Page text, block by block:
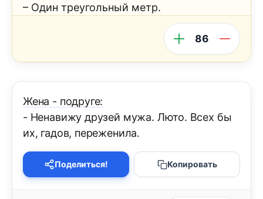
– Один треугольный метр.
86
Жена - подруге:
- Ненавижу друзей мужа. Люто. Всех бы
их, гадов, переженила.
Поделиться! Копировать